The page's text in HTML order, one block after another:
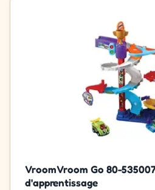
Vroom Vroom Go 80-
d'apprentissage